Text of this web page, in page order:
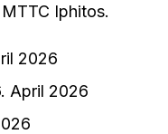
Iphitos.
2026
April 2026